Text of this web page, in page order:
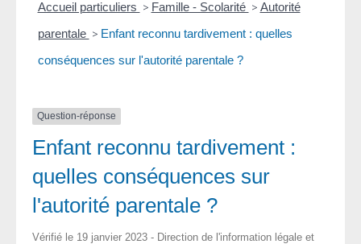
Accueil particuliers > Famille - Scolarité > Autorité
parentale > Enfant reconnu tardivement : quelles
conséquences sur l'autorité parentale ?
Question-réponse
Enfant reconnu tardivement :
quelles conséquences sur
l'autorité parentale ?
Vérifié le 19 janvier 2023 - Direction de l'information légale et